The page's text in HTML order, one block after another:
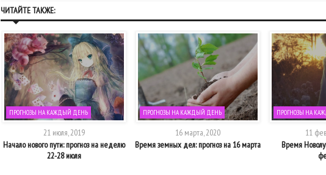
ЧИТАЙТЕ ТАКЖЕ:
ПРОГНОЗЫ НА КАЖДЫЙ ДЕНЬ
21 июля, 2019
Начало нового пути: прогноз на неделю
22-28 июля
ПРОГНОЗЫ НА КАЖДЫЙ ДЕНЬ
16 марта, 2020
Время земных дел: прогноз на 16 марта
ПРОГНОЗЫ НА
11
Время